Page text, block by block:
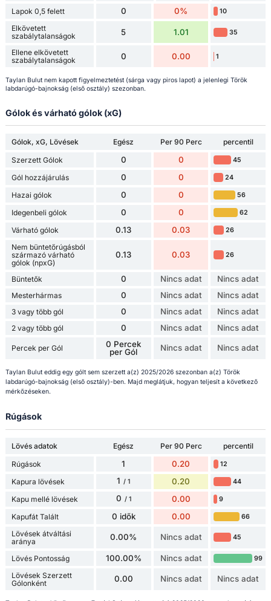
Lapok 0,5 felett 0 0% 10
Elkövetett
szabálytalanságok
5 1.01 35
Ellene elkövetett
szabálytalanságok
0 0.00 1
Taylan Bulut nem kapott figyelmeztetést (sárga vagy piros lapot) a jelenlegi Török
labdarúgó-bajnokság (első osztály) szezonban.
Gólok és várható gólok (xG)
Gólok, xG, Lövések Egész Per 90 Perc
percentil
Szerzett Gólok
0 0 45
Gól hozzájárulás 0 0 24
Hazai gólok 0 0 56
Idegenbeli gólok 0 0 62
Várható gólok 0.13 0.03 26
Nem büntetőrúgásból
származó várható
gólok (npxG)
0.13 0.03 26
Büntetők 0 Nincs adat Nincs adat
Mesterhármas 0 Nincs adat Nincs adat
3 vagy több gól 0 Nincs adat Nincs adat
2 vagy több gól 0 Nincs adat Nincs adat
Percek per Gól
0 Percek
per Gól
Nincs adat Nincs adat
Taylan Bulut eddig egy gólt sem szerzett a(z) 2025/2026 szezonban a(z) Török
labdarúgó-bajnokság (első osztály)-ben. Majd meglátjuk, hogyan teljesít a következő
mérkőzéseken.
Rúgások
Lövés adatok Egész Per 90 Perc
percentil
Rúgások
1 0.20 12
Kapura lövések 1 / 1 0.20 44
Kapu mellé lövések 0 / 1 0.00 9
Kapufát Talált 0 idők 0.00 66
Lövések átváltási
aránya
0.00% Nincs adat 45
Lövés Pontosság 100.00% Nincs adat 99
Lövések Szerzett
Gólonként
0.00 Nincs adat Nincs adat